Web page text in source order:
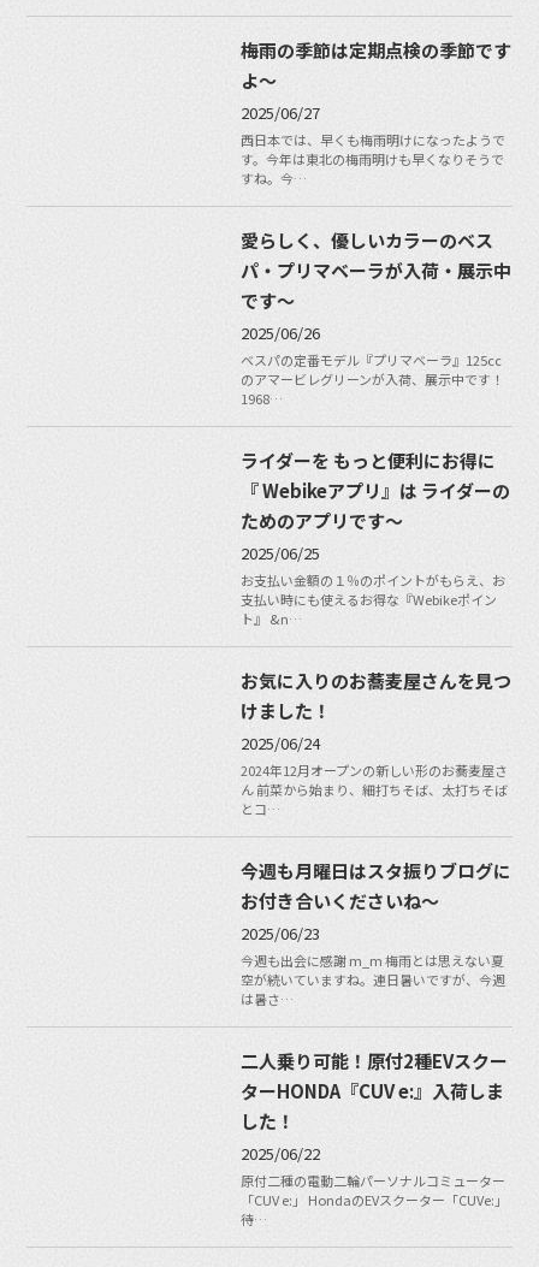
梅雨の季節は定期点検の季節です
よ〜
2025/06/27
西日本では、早くも梅雨明けになったようで
す。今年は東北の梅雨明けも早くなりそうで
すね。今…
愛らしく、優しいカラーのベス
パ・プリマベーラが入荷・展示中
です〜
2025/06/26
ベスパの定番モデル『プリマベーラ』125cc
のアマービレグリーンが入荷、展示中です！
1968…
ライダーを もっと便利にお得に
『 Webikeアプリ』は ライダーの
ためのアプリです〜
2025/06/25
お支払い金額の１％のポイントがもらえ、お
支払い時にも使えるお得な『Webikeポイン
ト』 &n…
お気に入りのお蕎麦屋さんを見つ
けました！
2025/06/24
2024年12月オープンの新しい形のお蕎麦屋さ
ん 前菜から始まり、細打ちそば、太打ちそば
とコ…
今週も月曜日はスタ振りブログに
お付き合いくださいね〜
2025/06/23
今週も出会に感謝 m_m 梅雨とは思えない夏
空が続いていますね。連日暑いですが、今週
は暑さ…
二人乗り可能！原付2種EVスクー
ターHONDA『CUV e:』入荷しま
した！
2025/06/22
原付二種の電動二輪パーソナルコミューター
「CUV e:」 HondaのEVスクーター「CUVe:」
待…